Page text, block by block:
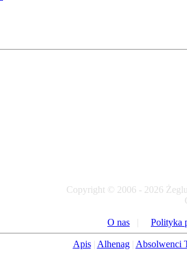
Copyright © 2006 - 2026
O nas | Polityka
Apis| Alhenag| Absolwenci